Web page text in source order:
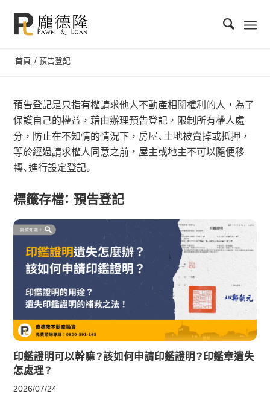
首頁 / 預告登記
預告登記是只指有權請求他人不動產相關權利的人，為了
保護自己的權益，藉由辦理預告登記，限制所有權人處
分，防止在不知情的情況下，房屋、土地被賣掉或抵押，
等於經過請求權人同意之前，屋主或地主不可以隨便移
轉、進行設定登記。
標籤存檔：預告登記
印鑑證明可以幹嘛？該如何申請印鑑證明？印鑑章遺失
怎處理？
2026/07/24